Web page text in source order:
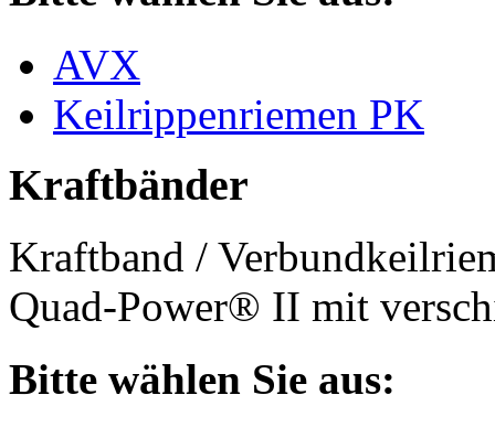
AVX
Keilrippenriemen PK
Kraftbänder
Kraftband /
Quad-Power® II mit
Bitte wählen Sie aus: